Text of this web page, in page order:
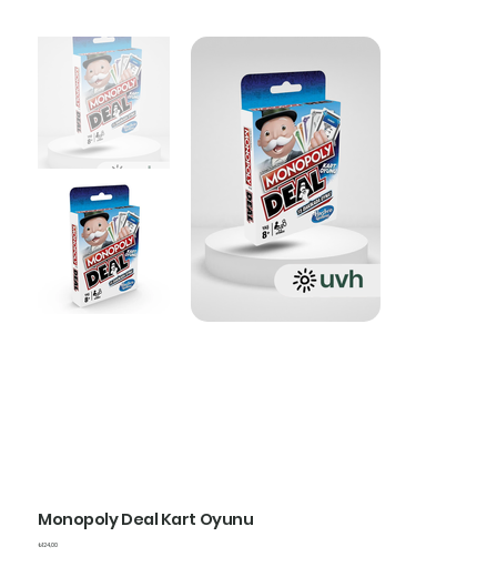
Monopoly Deal Kart Oyunu
Fiyat
₺124,00